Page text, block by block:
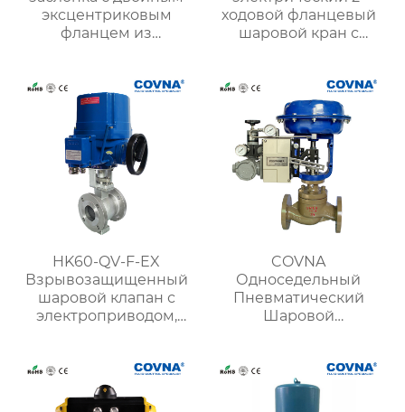
эксцентриковым
фланцем из
ходовой фланцевый
шаровой кран с
HK60-QV-F-EX
Взрывозащищенный
шаровой клапан с
электроприводом,
COVNA
Односедельный
Пневматический
Шаровой